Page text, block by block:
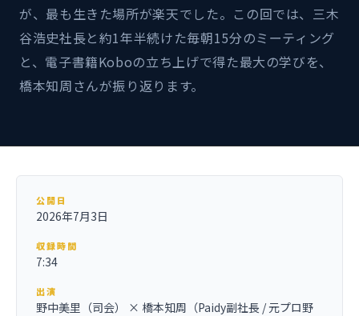
が、最も生きた場所が楽天でした。この回では、三木
谷浩史社長と約1年半続けた毎朝15分のミーティング
と、電子書籍Koboの立ち上げで得た最大の学びを、
橋本知周さんが振り返ります。
公開日
2026年7月3日
収録時間
7:34
出演
野中美里（司会） × 橋本知周（Paidy副社長 / 元プロ野